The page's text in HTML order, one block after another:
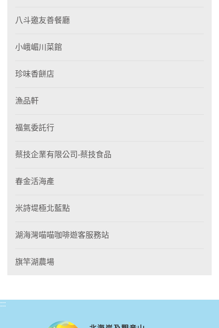
八斗邀友善餐廳
小峨嵋川菜館
珍味香餅店
漁品軒
福氣委託行
蔡技企業有限公司-蔡技食品
春金活海產
米詩堤極北藍點
湖海灣喵喵咖啡遊客服務站
旗竿湖農場
:::